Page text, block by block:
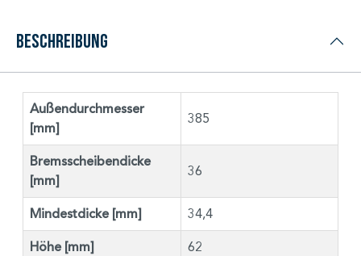
Beschreibung
Außendurchmesser
[mm]
385
Bremsscheibendicke
[mm]
36
Mindestdicke [mm] 34,4
Höhe [mm] 62